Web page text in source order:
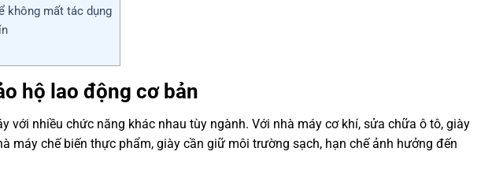
không mất tác dụng
hộ lao động cơ bản
với nhiều chức năng khác nhau tùy ngành. Với nhà máy cơ khí, sửa chữa ô tô, giày
máy chế biến thực phẩm, giày cần giữ môi trường sạch, hạn chế ảnh hưởng đến